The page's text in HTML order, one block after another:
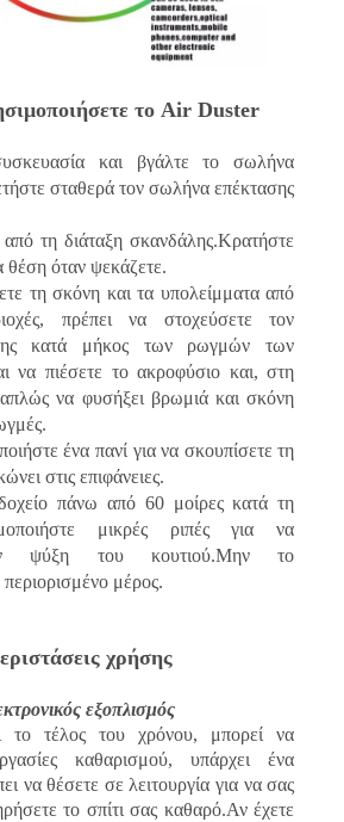
το Air Duster
και βγάλτε το σωλήνα
σταθερά τον σωλήνα επέκτασης
από τη διάταξη σκανδάλης.Κρατήστε
θέση όταν ψεκάζετε.
τη σκόνη και τα υπολείμματα από
πρέπει να στοχεύσετε τον
κατά μήκος των ρωγμών των
να πιέσετε το ακροφύσιο και, στη
απλώς να φυσήξει βρωμιά και σκόνη
ένα πανί για να σκουπίσετε τη
στις επιφάνειες.
πάνω από 60 μοίρες κατά τη
μικρές ριπές για να
ψύξη του κουτιού.Μην το
περιορισμένο μέρος.
χρήσης
εξοπλισμός
το τέλος του χρόνου, μπορεί να
καθαρισμού, υπάρχει ένα
να θέσετε σε λειτουργία για να σας
το σπίτι σας καθαρό.Αν έχετε